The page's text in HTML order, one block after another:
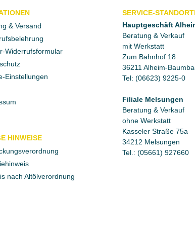
& Versand
Widerrufsformular
Einstellungen
HINWEISE
nach Altölverordnung
SERVICE-
Hauptgeschäft
Beratung & Verkauf
mit Werkstatt
Zum Bahnhof 18
36211 Alheim-
Tel: (06623) 9225-0
Filiale Melsungen
Beratung & Verkauf
ohne Werkstatt
Kasseler Straße 75a
34212 Melsungen
Tel.: (05661) 927660